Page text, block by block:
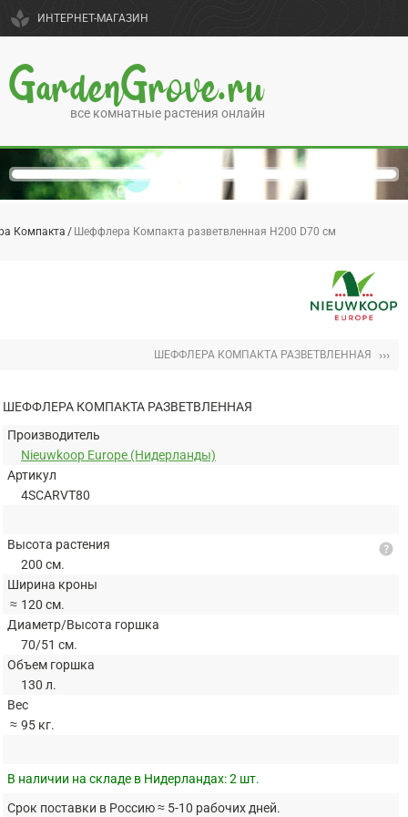
spa ИНТЕРНЕТ-МАГАЗИН
GardenGrove.ru
все комнатные растения онлайн
Компакта Шеффлера Компакта разветвленная H200 D70 см
ШЕФФЛЕРА КОМПАКТА РАЗВЕТВЛЕННАЯ ›››
ШЕФФЛЕРА КОМПАКТА РАЗВЕТВЛЕННАЯ
Производитель
Nieuwkoop Europe (Нидерланды)
Артикул
4SCARVT80
Высота растения
200 см.
Ширина кроны
≈ 120 см.
Диаметр/Высота горшка
70/51 см.
Объем горшка
130 л.
Вес
≈ 95 кг.
help
В наличии на складе в Нидерландах:2 шт.
Срок поставки в Россию ≈ 5-10 рабочих дней.